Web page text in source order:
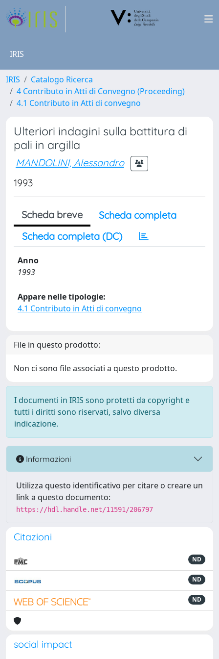
IRIS
IRIS
Catalogo Ricerca
4 Contributo in Atti di Convegno (Proceeding)
4.1 Contributo in Atti di convegno
Ulteriori indagini sulla battitura di
pali in argilla
MANDOLINI, Alessandro
1993
Scheda breve
Scheda completa
Scheda completa (DC)
Anno
1993
Appare nelle tipologie:
4.1 Contributo in Atti di convegno
File in questo prodotto:
Non ci sono file associati a questo prodotto.
I documenti in IRIS sono protetti da copyright e
tutti i diritti sono riservati, salvo diversa
indicazione.
Informazioni
Utilizza questo identificativo per citare o creare un
link a questo documento:
https://hdl.handle.net/11591/206797
Citazioni
ND
ND
ND
social impact